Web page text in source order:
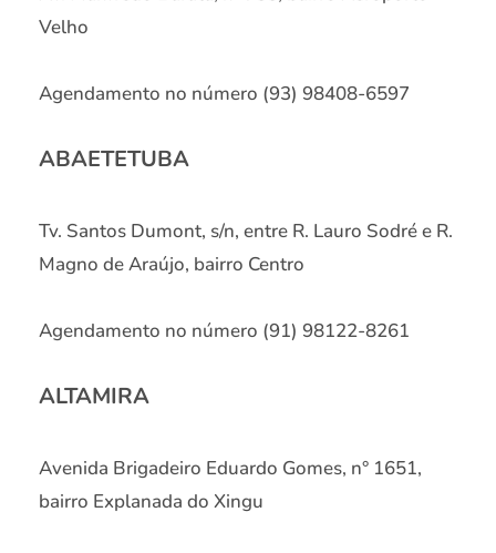
Velho
Agendamento no número (93) 98408-6597
ABAETETUBA
Tv. Santos Dumont, s/n, entre R. Lauro Sodré e R.
Magno de Araújo, bairro Centro
Agendamento no número (91) 98122-8261
ALTAMIRA
Avenida Brigadeiro Eduardo Gomes, n° 1651,
bairro Explanada do Xingu